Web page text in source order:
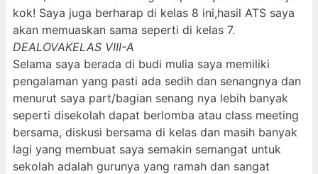
kok! Saya juga berharap di kelas 8 ini,hasil ATS saya
akan memuaskan sama seperti di kelas 7.
DEALOVAKELAS VIII-A
Selama saya berada di budi mulia saya memiliki
pengalaman yang pasti ada sedih dan senangnya dan
menurut saya part/bagian senang nya lebih banyak
seperti disekolah dapat berlomba atau class meeting
bersama, diskusi bersama di kelas dan masih banyak
lagi yang membuat saya semakin semangat untuk
sekolah adalah gurunya yang ramah dan sangat